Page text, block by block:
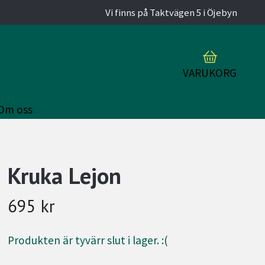
Vi finns på Taktvägen 5 i Öjebyn
VARUKORG
oss
Kruka Lejon
695 kr
Produkten är tyvärr slut i lager. :(